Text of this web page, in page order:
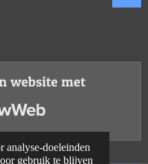
analyse-doeleinden
gebruik te blijven
website met